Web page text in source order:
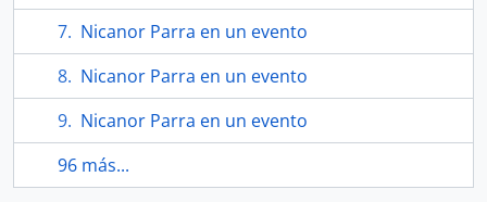
Nicanor Parra en un evento
Nicanor Parra en un evento
Nicanor Parra en un evento
96 más...